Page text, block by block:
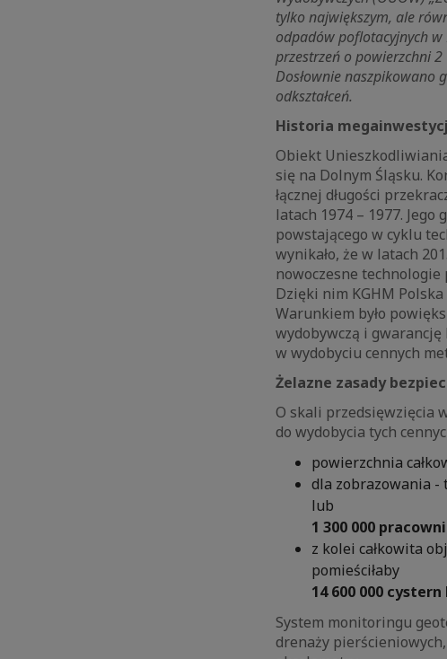
tylko największym, ale
odpadów poflotacyjnych
przestrzeń o powierzchni
Dosłownie naszpikowano
odkształceń.
Historia
Obiekt
się na Dolnym Śląsku.
łącznej długości
latach 1974 – 1977.
powstającego w cyklu
wynikało, że w latach
nowoczesne technologie
Dzięki nim KGHM
Warunkiem było
wydobywczą i
w wydobyciu cennych
Żelazne zasady
O skali przedsięwzięcia
do wydobycia tych
powierzchnia
dla zobrazowania -
lub
1 300 000
z kolei całkowita
pomieściłaby
14 600 000
System monitoringu
drenaży